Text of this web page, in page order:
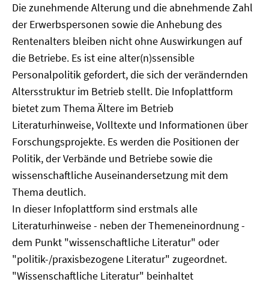
Die zunehmende Alterung und die abnehmende Zahl
der Erwerbspersonen sowie die Anhebung des
Rentenalters bleiben nicht ohne Auswirkungen auf
die Betriebe. Es ist eine alter(n)ssensible
Personalpolitik gefordert, die sich der verändernden
Altersstruktur im Betrieb stellt. Die Infoplattform
bietet zum Thema Ältere im Betrieb
Literaturhinweise, Volltexte und Informationen über
Forschungsprojekte. Es werden die Positionen der
Politik, der Verbände und Betriebe sowie die
wissenschaftliche Auseinandersetzung mit dem
Thema deutlich.
In dieser Infoplattform sind erstmals alle
Literaturhinweise - neben der Themeneinordnung -
dem Punkt "wissenschaftliche Literatur" oder
"politik-/praxisbezogene Literatur" zugeordnet.
"Wissenschaftliche Literatur" beinhaltet